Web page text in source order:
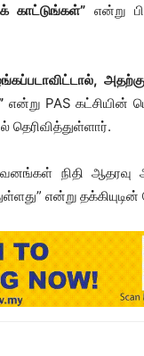
காட்டுங்கள்” என்று
என்று PAS
தெரிவித்துள்ளார்.
நிதி
என்று தக்கியுடின்